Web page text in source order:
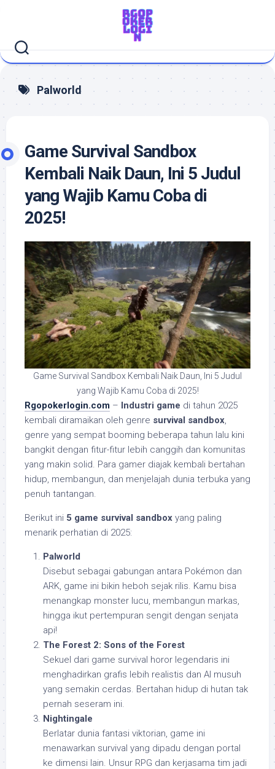
Palworld
Game Survival Sandbox
Kembali Naik Daun, Ini 5 Judul
yang Wajib Kamu Coba di
2025!
Game Survival Sandbox Kembali Naik Daun, Ini 5 Judul
yang Wajib Kamu Coba di 2025!
Rgopokerlogin.com – Industri game di tahun 2025
kembali diramaikan oleh genre survival sandbox,
genre yang sempat booming beberapa tahun lalu kini
bangkit dengan fitur-fitur lebih canggih dan komunitas
yang makin solid. Para gamer diajak kembali bertahan
hidup, membangun, dan menjelajah dunia terbuka yang
penuh tantangan.
Berikut ini 5 game survival sandbox yang paling
menarik perhatian di 2025:
Palworld
Disebut sebagai gabungan antara Pokémon dan
ARK, game ini bikin heboh sejak rilis. Kamu bisa
menangkap monster lucu, membangun markas,
hingga ikut pertempuran sengit dengan senjata
api!
The Forest 2: Sons of the Forest
Sekuel dari game survival horor legendaris ini
menghadirkan grafis lebih realistis dan AI musuh
yang semakin cerdas. Bertahan hidup di hutan tak
pernah seseram ini.
Nightingale
Berlatar dunia fantasi viktorian, game ini
menawarkan survival yang dipadu dengan portal
ke dimensi lain. Unsur RPG dan kerjasama tim jadi